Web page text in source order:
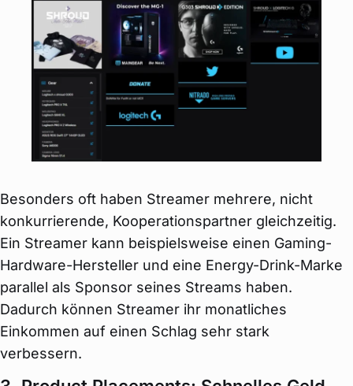
Besonders oft haben Streamer mehrere, nicht
konkurrierende, Kooperationspartner gleichzeitig.
Ein Streamer kann beispielsweise einen Gaming-
Hardware-Hersteller und eine Energy-Drink-Marke
parallel als Sponsor seines Streams haben.
Dadurch können Streamer ihr monatliches
Einkommen auf einen Schlag sehr stark
verbessern.